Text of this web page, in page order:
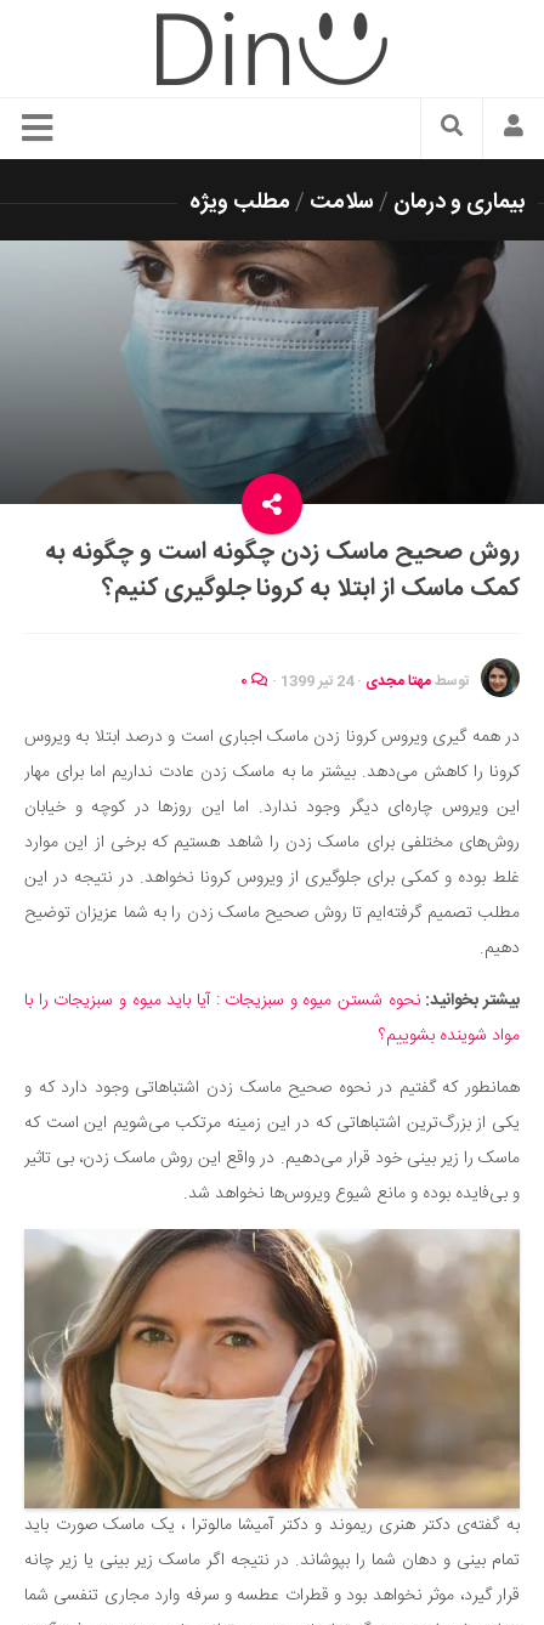
سبک زندگی
زیبایی و آرایش
شیک پوشی
دکوراسیون و چیدمان
رستوران گردی
سفر و گردشگری
ایران گردی
جهان گردی
موفقیت و مهارت‌های فردی
تغذیه سالم
بهداشت
بیماری و درمان
کودک و مادر
ورزش و تندرستی
مراکز پزشکی و دارویی
فرهنگ و هنر
سینما و تئاتر
تلویزیون
موسیقی
چهره‌ها
عکاسی و هنرهای تجسمی
کتاب و کتاب‌خوانی
تاریخ
معماری
فناوری‌ها
نجوم و هوا فضا
زمین و محیط زیست
خودرو
بیماری و درمان /سلامت /مطلب ویژه
روش صحیح ماسک زدن چگونه است و چگونه به
کمک ماسک از ابتلا به کرونا جلوگیری کنیم؟
توسطمهتا مجدی ·24 تیر 1399 ·
در همه گیری ویروس کرونا زدن ماسک اجباری است و درصد ابتلا به ویروس
کرونا را کاهش می‌دهد. بیشتر ما به ماسک زدن عادت نداریم اما برای مهار
این ویروس چاره‌ای دیگر وجود ندارد. اما این روزها در کوچه و خیابان
روش‌های مختلفی برای ماسک زدن را شاهد هستیم که برخی از این موارد
غلط بوده و کمکی برای جلوگیری از ویروس کرونا نخواهد. در نتیجه در این
مطلب تصمیم گرفته‌ایم تا روش صحیح ماسک زدن را به شما عزیزان توضیح
دهیم.
بیشتر بخوانید: نحوه شستن میوه و سبزیجات : آیا باید میوه و سبزیجات را با
مواد شوینده بشوییم؟
همانطور که گفتیم در نحوه صحیح ماسک زدن اشتباهاتی وجود دارد که و
یکی از بزرگ‌ترین اشتباهاتی که در این زمینه مرتکب می‌شویم این است که
ماسک را زیر بینی خود قرار می‌دهیم. در واقع این روش ماسک زدن، بی تاثیر
و بی‌فایده بوده و مانع شیوع ویروس‌ها نخواهد شد.
به گفته‌ی دکتر هنری ریموند و دکتر آمیشا مالوترا ، یک ماسک صورت باید
تمام بینی و دهان شما را بپوشاند. در نتیجه اگر ماسک زیر بینی یا زیر چانه
قرار گیرد، موثر نخواهد بود و قطرات عطسه و سرفه وارد مجاری تنفسی شما